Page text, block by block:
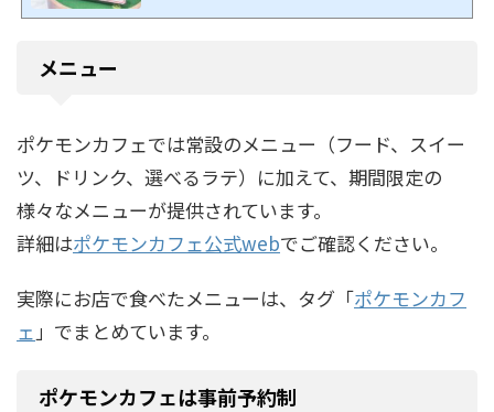
メニュー
ポケモンカフェでは常設のメニュー（フード、スイー
ツ、ドリンク、選べるラテ）に加えて、期間限定の
様々なメニューが提供されています。
詳細はポケモンカフェ公式webでご確認ください。
実際にお店で食べたメニューは、タグ「ポケモンカフ
ェ 」でまとめています。
ポケモンカフェは事前予約制